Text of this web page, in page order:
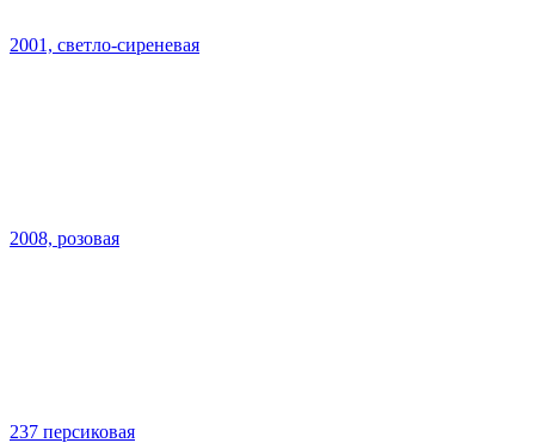
2001, светло-сиреневая
2008, розовая
237 персиковая